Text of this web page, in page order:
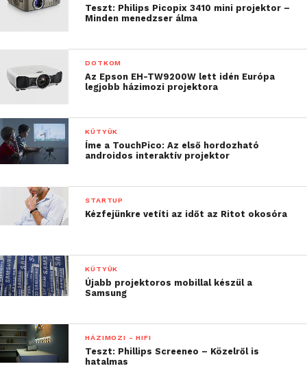
Teszt: Philips Picopix 3410 mini projektor –
Minden menedzser álma
DOTKOM
Az Epson EH-TW9200W lett idén Európa
legjobb házimozi projektora
KÜTYÜK
Íme a TouchPico: Az első hordozható
androidos interaktív projektor
STARTUP
Kézfejünkre vetíti az időt az Ritot okosóra
KÜTYÜK
Újabb projektoros mobillal készül a
Samsung
HÁZIMOZI - HIFI
Teszt: Phillips Screeneo – Közelről is
hatalmas